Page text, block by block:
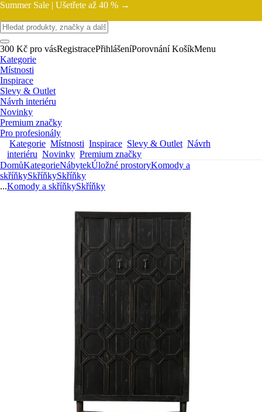
Summer Sale | Ušetřete až 40 % →
300 Kč pro vásRegistracePřihlášeníPorovnání KošíkMenu
Kategorie
Místnosti
Inspirace
Slevy & Outlet
Návrh interiéru
Novinky
Premium značky
Pro profesionály
Kategorie Místnosti Inspirace Slevy & Outlet Návrh
interiéru Novinky Premium značky
DomůKategorieNábytekÚložné prostoryKomody a
skříňkySkříňkySkříňky
...Komody a skříňkySkříňky